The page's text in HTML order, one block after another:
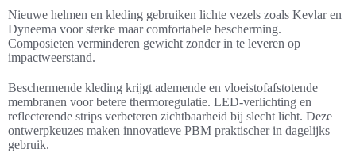
Nieuwe helmen en kleding gebruiken lichte vezels zoals Kevlar en
Dyneema voor sterke maar comfortabele bescherming.
Composieten verminderen gewicht zonder in te leveren op
impactweerstand.
Beschermende kleding krijgt ademende en vloeistofafstotende
membranen voor betere thermoregulatie. LED-verlichting en
reflecterende strips verbeteren zichtbaarheid bij slecht licht. Deze
ontwerpkeuzes maken innovatieve PBM praktischer in dagelijks
gebruik.